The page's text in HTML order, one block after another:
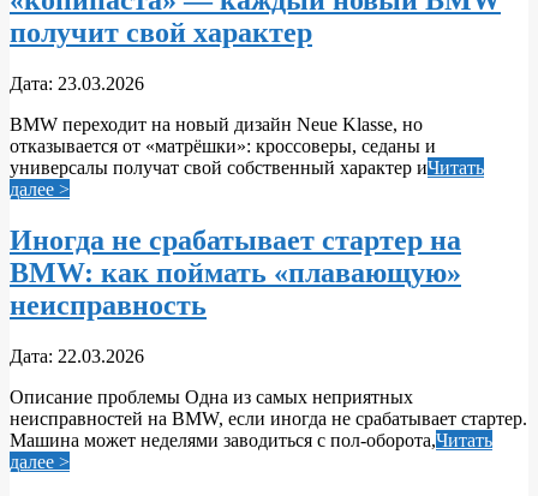
получит свой характер
2026-
23
Дата: 23.03.2026
BMW переходит на новый дизайн Neue Klasse, но
отказывается от «матрёшки»: кроссоверы, седаны и
универсалы получат свой собственный характер иЧитать
далее >
Иногда не срабатывает стартер на
BMW: как поймать «плавающую»
неисправность
2026-
22
Дата: 22.03.2026
Описание проблемы Одна из самых неприятных
неисправностей на BMW, если иногда не срабатывает стартер.
Машина может неделями заводиться с пол-оборота,Читать
далее >